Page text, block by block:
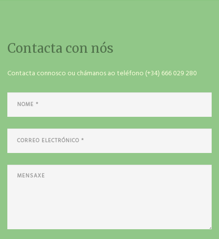
Contacta con nós
Contacta connosco ou chámanos ao teléfono (+34) 666 029 280